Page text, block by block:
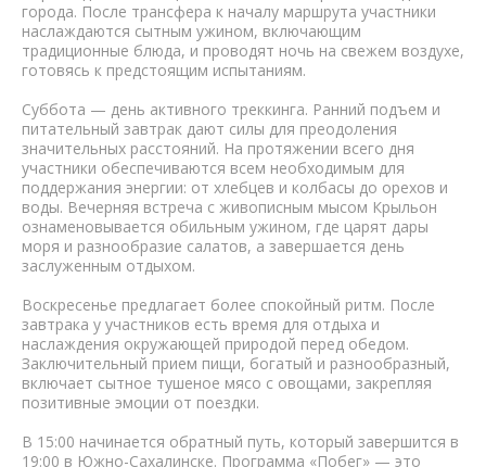
города. После трансфера к началу маршрута участники
наслаждаются сытным ужином, включающим
традиционные блюда, и проводят ночь на свежем воздухе,
готовясь к предстоящим испытаниям.
Суббота — день активного треккинга. Ранний подъем и
питательный завтрак дают силы для преодоления
значительных расстояний. На протяжении всего дня
участники обеспечиваются всем необходимым для
поддержания энергии: от хлебцев и колбасы до орехов и
воды. Вечерняя встреча с живописным мысом Крыльон
ознаменовывается обильным ужином, где царят дары
моря и разнообразие салатов, а завершается день
заслуженным отдыхом.
Воскресенье предлагает более спокойный ритм. После
завтрака у участников есть время для отдыха и
наслаждения окружающей природой перед обедом.
Заключительный прием пищи, богатый и разнообразный,
включает сытное тушеное мясо с овощами, закрепляя
позитивные эмоции от поездки.
В 15:00 начинается обратный путь, который завершится в
19:00 в Южно-Сахалинске. Программа «Побег» — это